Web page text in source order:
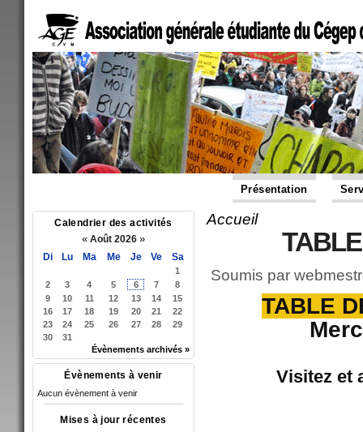
Présentation
Calendrier des activités
« Août 2026 »
Di Lu Ma Me Je Ve Sa
1
2
3 4 5 6 7
8
9
10 11 12 13 14
15
16
17 18 19 20 21
22
23
24 25 26 27 28
29
30
31
Évènements archivés »
Évènements à venir
Aucun évènement à venir
Mises à jour récentes
Vous êtes ici
Accueil
Soumis par
TABLE
Visitez et